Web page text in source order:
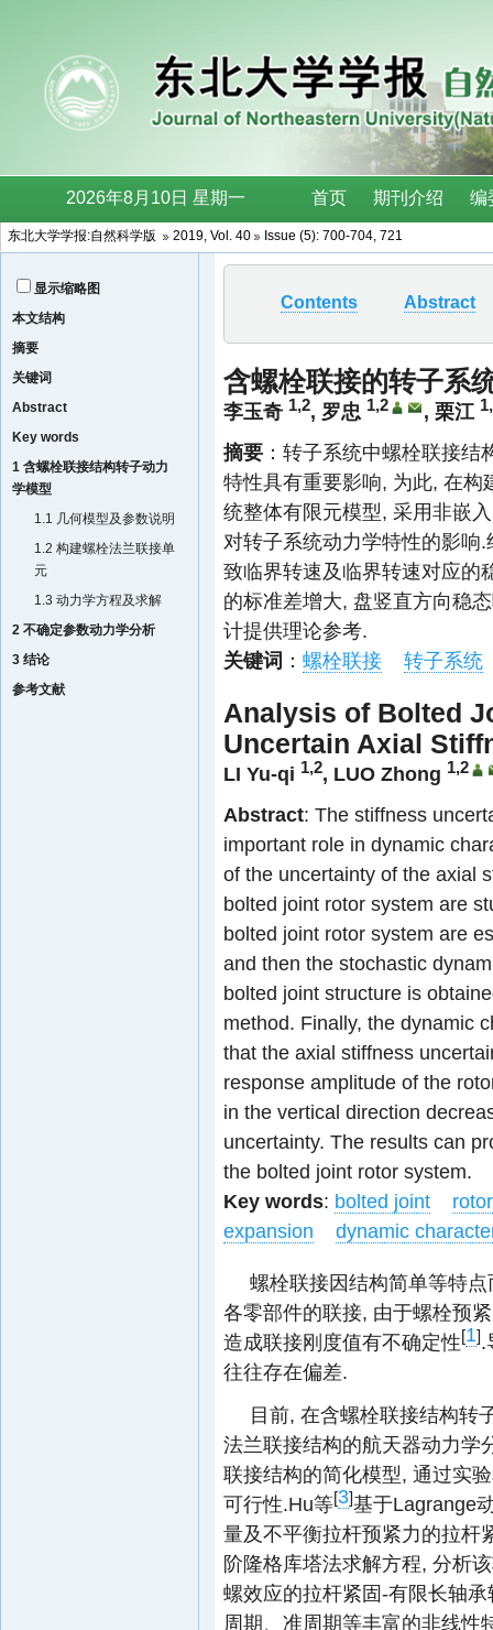
东北大学学报:自然科学版 2019, Vol. 40 Issue (5): 700-704, 721
显示缩略图
本文结构
摘要
关键词
Abstract
Key words
1 含螺栓联接结构转子动力
学模型
1.1 几何模型及参数说明
1.2 构建螺栓法兰联接单
元
1.3 动力学方程及求解
2 不确定参数动力学分析
3 结论
参考文献
Contents Abstract
含螺栓联接的转子系
李玉奇 1,2, 罗忠 1,2 , 栗江
摘要 ：转子系统中螺栓联接
特性具有重要影响, 为此, 在
统整体有限元模型, 采用非嵌
对转子系统动力学特性的影响
致临界转速及临界转速对应的
的标准差增大, 盘竖直方向稳
计提供理论参考.
关键词 ： 螺栓联接 转子系统
Analysis of Bolted
Uncertain Axial
LI Yu-qi 1,2, LUO Zhong 1,2
Abstract: The stiffness
important role in dynamic
of the uncertainty of the axial
bolted joint rotor system are
bolted joint rotor system are
and then the stochastic
bolted joint structure is
method. Finally, the dynamic
that the axial stiffness
response amplitude of the
in the vertical direction
uncertainty. The results can
the bolted joint rotor system.
Key words: bolted joint
expansion
dynamic
螺栓联接因结构简单等特
各零部件的联接, 由于螺栓预
造成联接刚度值有不确定性[1].
往往存在偏差.
目前, 在含螺栓联接结构转
法兰联接结构的航天器动力学
联接结构的简化模型, 通过实
可行性.Hu等[3]基于Lagrange
量及不平衡拉杆预紧力的拉杆
阶隆格库塔法求解方程, 分析
螺效应的拉杆紧固-有限长轴
周期、准周期等丰富的非线性